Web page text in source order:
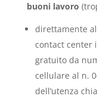
buoni lavoro
direttamente
contact center
gratuito da
cellulare al n.
dell’utenza